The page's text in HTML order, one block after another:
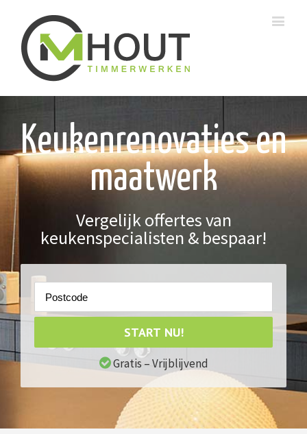
Keukenrenovaties en
maatwerk
Vergelijk offertes van
keukenspecialisten & bespaar!
START NU!
Gratis – Vrijblijvend